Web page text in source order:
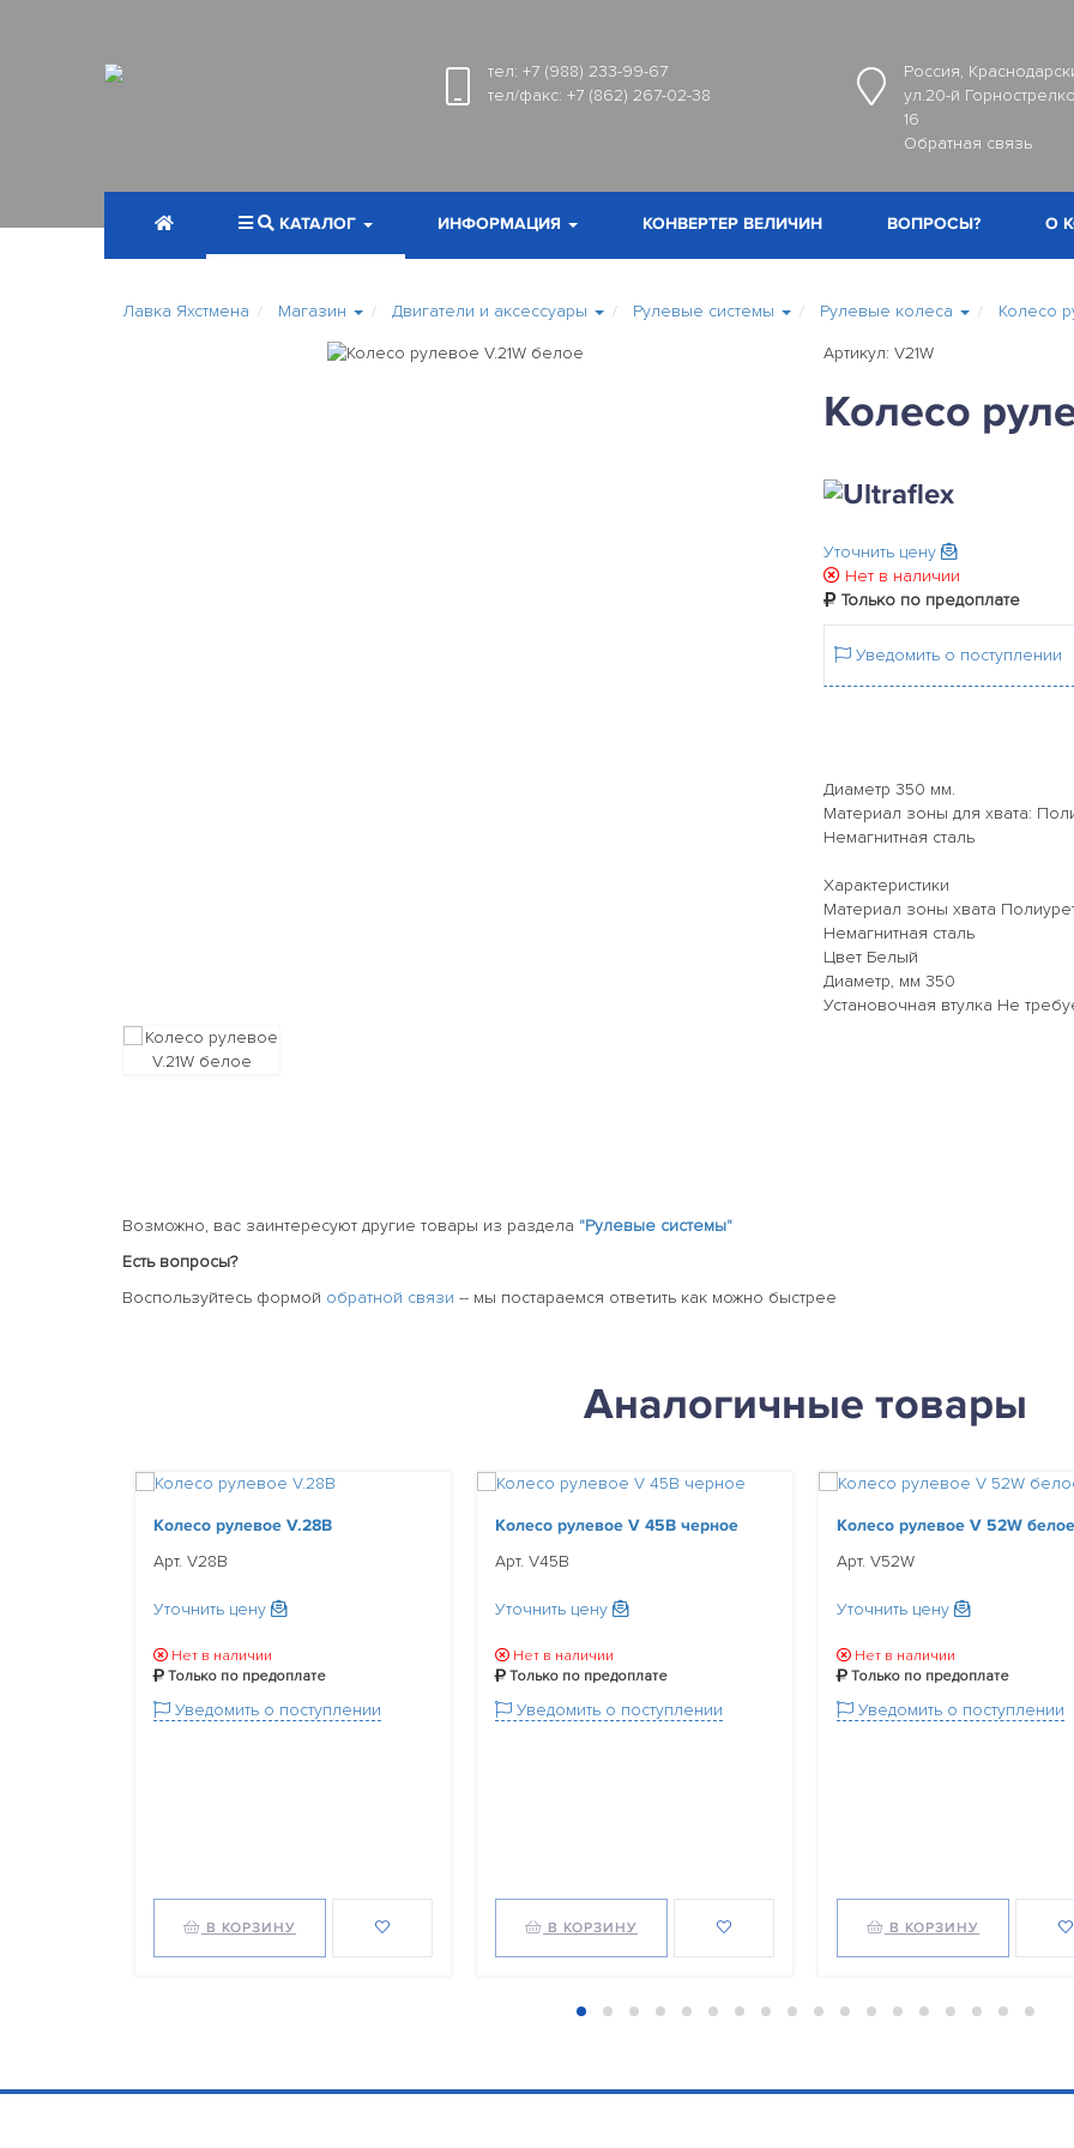
тел: +7 (988) 233-99-67
тел/факс: +7 (862) 267-02-38
Россия,
ул.20-й
16
Обратная связь
КАТАЛОГ ИНФОРМАЦИЯ КОНВЕРТЕР ВЕЛИЧИН ВОПРОСЫ? О
Лавка Яхстмена Магазин Двигатели и аксессуары Рулевые системы Рулевые колеса Колесо
Артикул: V21W
Колесо
Уточнить цену
Нет в наличии
Только по предоплате
Уведомить о поступлении
Диаметр 350 мм.
Материал зоны для хвата:
Немагнитная сталь
Характеристики
Материал зоны хвата
Немагнитная сталь
Цвет Белый
Диаметр, мм 350
Установочная втулка Не
Возможно, вас заинтересуют другие товары из раздела "Рулевые системы"
Есть вопросы?
Воспользуйтесь формой обратной связи -- мы постараемся ответить как можно быстрее
Аналогичные товары
Колесо рулевое V.28B
Арт. V28B
Уточнить цену
Нет в наличии
Только по предоплате
Уведомить о поступлении
В КОРЗИНУ
Колесо рулевое V 45B черное
Арт. V45B
Уточнить цену
Нет в наличии
Только по предоплате
Уведомить о поступлении
В КОРЗИНУ
Колесо рулевое V 52W белое
Арт. V52W
Уточнить цену
Нет в наличии
Только по предоплате
Уведомить о поступлении
В КОРЗИНУ